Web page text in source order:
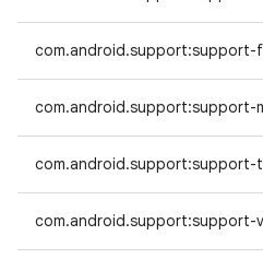
com.android.support:support-
com.android.support:support-
com.android.support:support-
com.android.support:support-